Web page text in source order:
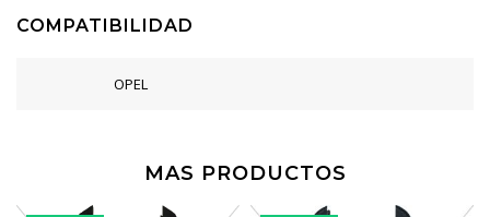
COMPATIBILIDAD
OPEL
MAS PRODUCTOS